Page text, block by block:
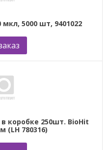
5000 шт, 9401022
коробке 250шт. BioHit
(LH 780316)